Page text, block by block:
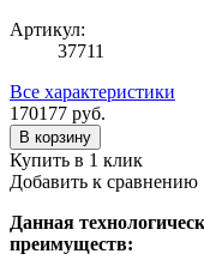
Артикул:
37711
Все характеристики
170177 руб.
В корзину
Купить в 1 клик
Добавить к сравнению
Данная
преимуществ: